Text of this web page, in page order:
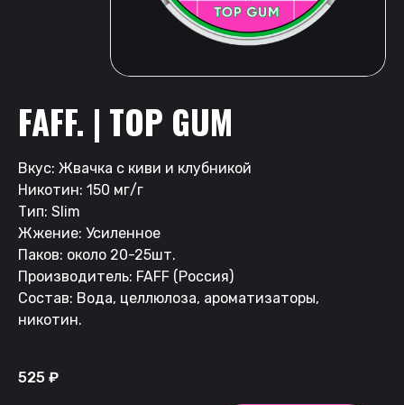
FAFF. | TOP GUM
Вкус: Жвачка с киви и клубникой
Никотин: 150 мг/г
Тип: Slim
Жжение: Усиленное
Паков: около 20-25шт.
Производитель: FAFF (Россия)
Состав: Вода, целлюлоза, ароматизаторы,
никотин.
525 ₽